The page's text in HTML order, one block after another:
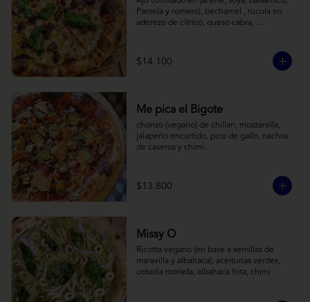
Pamela y romero), bechamel , rucula en
aderezo de cítrico, queso cabra,
$14.100
Me pica el Bigote
chorizo (vegano) de chillan, mozzarella,
jalapeño encurtido, pico de gallo, nachos
de caseros y chimi.
$13.800
Missy O
Ricotta vegano (en base a semillas de
maravilla y albahaca), aceitunas verdes,
cebolla morada, albahaca frita, chimi